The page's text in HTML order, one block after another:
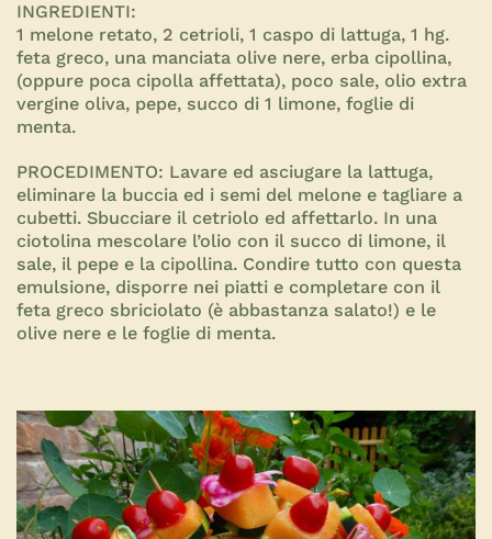
INGREDIENTI:
1 melone retato, 2 cetrioli, 1 caspo di lattuga, 1 hg.
feta greco, una manciata olive nere, erba cipollina,
(oppure poca cipolla affettata), poco sale, olio extra
vergine oliva, pepe, succo di 1 limone, foglie di
menta.
PROCEDIMENTO: Lavare ed asciugare la lattuga,
eliminare la buccia ed i semi del melone e tagliare a
cubetti. Sbucciare il cetriolo ed affettarlo. In una
ciotolina mescolare l’olio con il succo di limone, il
sale, il pepe e la cipollina. Condire tutto con questa
emulsione, disporre nei piatti e completare con il
feta greco sbriciolato (è abbastanza salato!) e le
olive nere e le foglie di menta.